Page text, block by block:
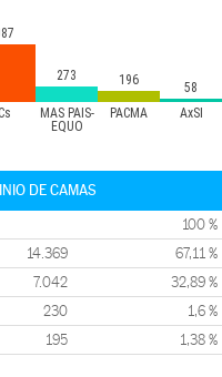
Cs
MÁS PAÍS-
EQUO
PACMA AxSÍ
273 196 58
DE CAMAS
100 %
14.369 67,11 %
7.042 32,89 %
230 1,6 %
195 1,38 %